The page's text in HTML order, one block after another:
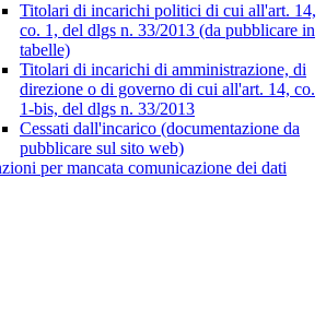
Titolari di incarichi politici di cui all'art. 14,
co. 1, del dlgs n. 33/2013 (da pubblicare in
tabelle)
Titolari di incarichi di amministrazione, di
direzione o di governo di cui all'art. 14, co.
1-bis, del dlgs n. 33/2013
Cessati dall'incarico (documentazione da
pubblicare sul sito web)
per mancata comunicazione dei dati